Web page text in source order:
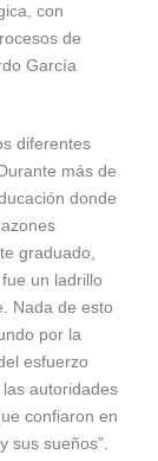
con
de
García
diferentes
más de
donde
graduado,
un ladrillo
Nada de esto
por la
esfuerzo
autoridades
confiaron en
sus sueños”.